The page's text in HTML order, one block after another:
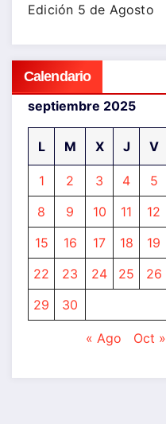
Edición 5 de Agosto
Calendario
septiembre 2025
L M X J V
1 2 3 4 5
8
9 10 11 12
15
16 17 18 19
22
23 24 25 26
29
30
« Ago Oct »